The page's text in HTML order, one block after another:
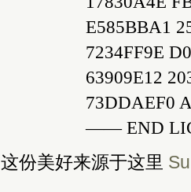
E585BBA1
7234FF9E
63909E12
73DDAEF0
—— END
这份美好来源于这里